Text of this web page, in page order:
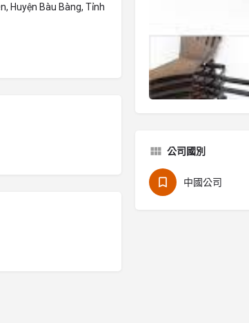
Huyện Bàu Bàng, Tỉnh
公司國別
中國公司